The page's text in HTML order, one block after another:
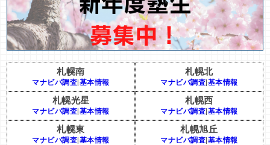
札幌南
マナビバ調査|基本情報
札幌北
マナビバ調査|基本情報
札幌光星
マナビバ調査|基本情報
札幌西
マナビバ調査|基本情報
札幌東
マナビバ調査|基本情報
札幌旭丘
マナビバ調査|基本情報